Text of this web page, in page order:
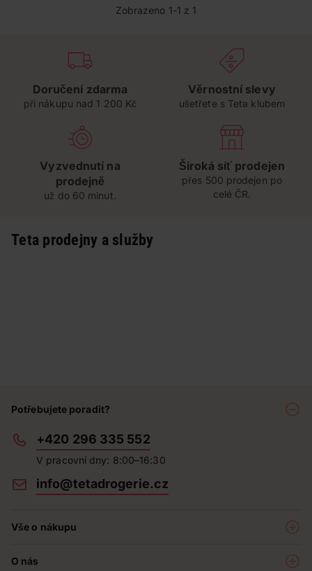
Zobrazeno 1-1 z 1
Doručení zdarma
při nákupu nad 1 200 Kč
Věrnostní slevy
ušetřete s Teta klubem
Vyzvednutí na
prodejně
už do 60 minut.
Široká síť prodejen
přes 500 prodejen po
celé ČR.
Teta prodejny a služby
Potřebujete poradit?
+420 296 335 552
V pracovní dny: 8:00–16:30
info@tetadrogerie.cz
Vše o nákupu
O nás